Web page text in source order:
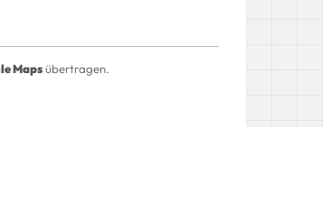
Mapsübertragen.